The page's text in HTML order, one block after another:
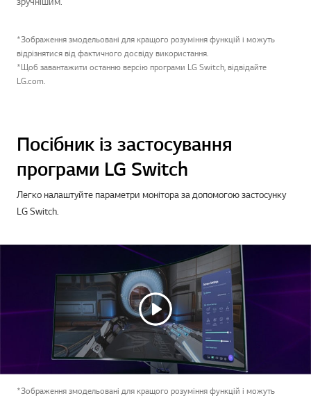
*Зображення змодельовані для кращого розуміння функцій і можуть
відрізнятися від фактичного досвіду використання.
*Щоб завантажити останню версію програми LG Switch, відвідайте
LG.com.
Посібник із застосування
програми LG Switch
Легко налаштуйте параметри монітора за допомогою застосунку
LG Switch.
*Зображення змодельовані для кращого розуміння функцій і можуть